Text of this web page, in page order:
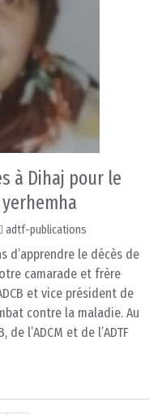
à Dihaj pour le
adtf-publications
d’apprendre le décès de
camarade et frère
et vice président de
contre la maladie. Au
l’ADCM et de l’ADTF